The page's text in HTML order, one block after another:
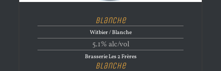
Blanche
Witbier / Blanche
5.1% alc/vol
Brasserie Les 2 Frères
Blanche